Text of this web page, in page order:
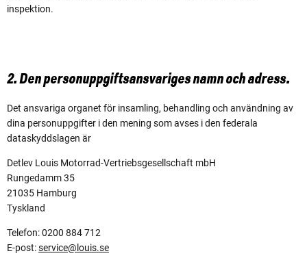
inspektion.
2. Den personuppgiftsansvariges namn och adress.
Det ansvariga organet för insamling, behandling och användning av
dina personuppgifter i den mening som avses i den federala
dataskyddslagen är
Detlev Louis Motorrad-Vertriebsgesellschaft mbH
Rungedamm 35
21035 Hamburg
Tyskland
Telefon: 0200 884 712
E-post:service@louis.se